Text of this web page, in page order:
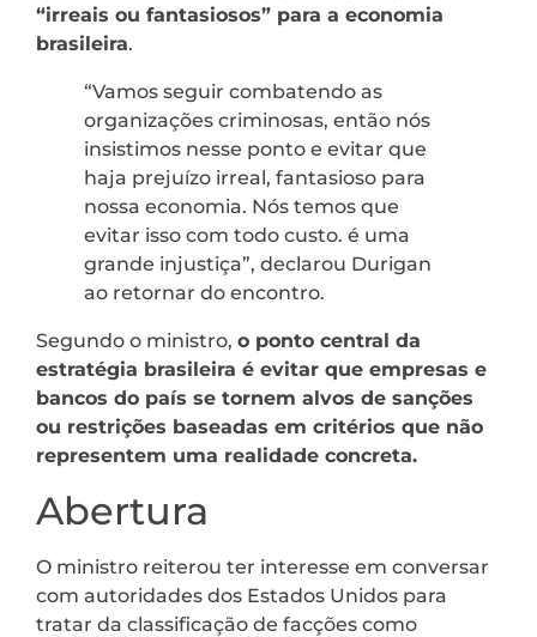
“irreais ou fantasiosos” para a economia
brasileira.
“Vamos seguir combatendo as
organizações criminosas, então nós
insistimos nesse ponto e evitar que
haja prejuízo irreal, fantasioso para
nossa economia. Nós temos que
evitar isso com todo custo. é uma
grande injustiça”, declarou Durigan
ao retornar do encontro.
Segundo o ministro, o ponto central da
estratégia brasileira é evitar que empresas e
bancos do país se tornem alvos de sanções
ou restrições baseadas em critérios que não
representem uma realidade concreta.
Abertura
O ministro reiterou ter interesse em conversar
com autoridades dos Estados Unidos para
tratar da classificação de facções como